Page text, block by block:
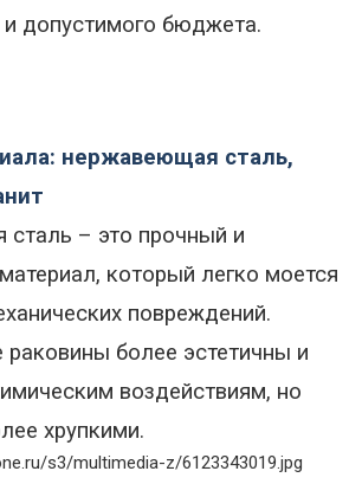
и допустимого бюджета.
нержавеющая сталь,
– это прочный и
который легко моется
повреждений.
раковины более эстетичны и
воздействиям, но
хрупкими.